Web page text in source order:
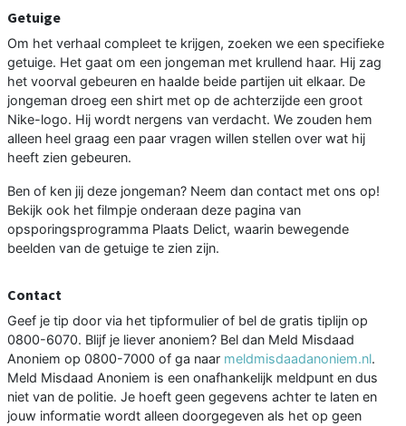
Getuige
Om het verhaal compleet te krijgen, zoeken we een specifieke
getuige. Het gaat om een jongeman met krullend haar. Hij zag
het voorval gebeuren en haalde beide partijen uit elkaar. De
jongeman droeg een shirt met op de achterzijde een groot
Nike-logo. Hij wordt nergens van verdacht. We zouden hem
alleen heel graag een paar vragen willen stellen over wat hij
heeft zien gebeuren.
Ben of ken jij deze jongeman? Neem dan contact met ons op!
Bekijk ook het filmpje onderaan deze pagina van
opsporingsprogramma Plaats Delict, waarin bewegende
beelden van de getuige te zien zijn.
Contact
Geef je tip door via het tipformulier of bel de gratis tiplijn op
0800-6070. Blijf je liever anoniem? Bel dan Meld Misdaad
Anoniem op 0800-7000 of ga naar meldmisdaadanoniem.nl.
Meld Misdaad Anoniem is een onafhankelijk meldpunt en dus
niet van de politie. Je hoeft geen gegevens achter te laten en
jouw informatie wordt alleen doorgegeven als het op geen